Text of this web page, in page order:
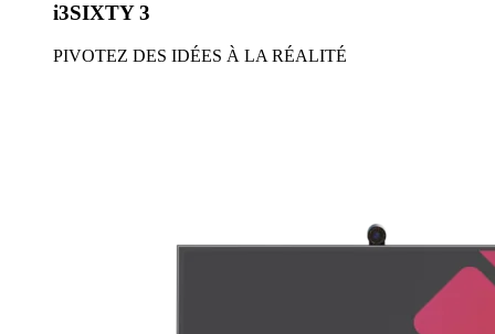
i3SIXTY 3
PIVOTEZ DES IDÉES À LA RÉALITÉ